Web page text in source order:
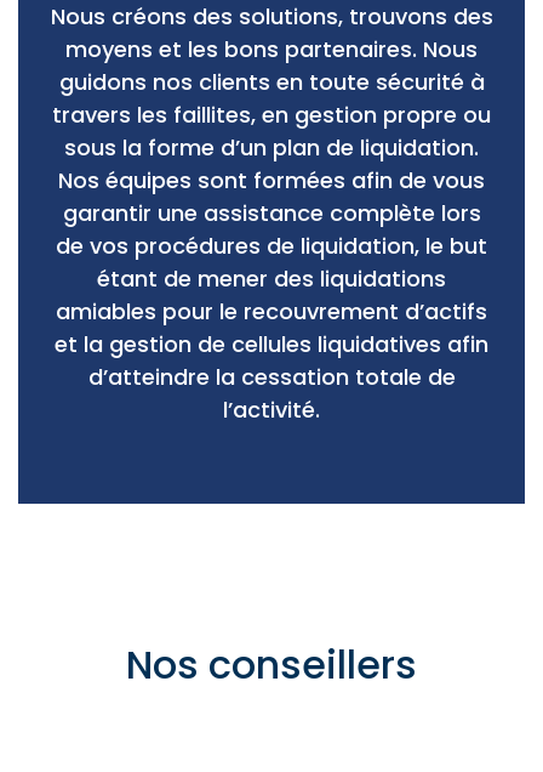
Nous créons des solutions, trouvons des
moyens et les bons partenaires. Nous
guidons nos clients en toute sécurité à
travers les faillites, en gestion propre ou
sous la forme d’un plan de liquidation.
Nos équipes sont formées afin de vous
garantir une assistance complète lors
de vos procédures de liquidation, le but
étant de mener des liquidations
amiables pour le recouvrement d’actifs
et la gestion de cellules liquidatives afin
d’atteindre la cessation totale de
l’activité.
Nos conseillers